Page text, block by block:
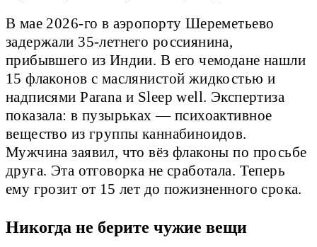
В мае 2026-го в аэропорту Шереметьево
задержали 35-летнего россиянина,
прибывшего из Индии. В его чемодане нашли
15 флаконов с маслянистой жидкостью и
надписями Parana и Sleep well. Экспертиза
показала: в пузырьках — психоактивное
вещество из группы каннабиноидов.
Мужчина заявил, что вёз флаконы по просьбе
друга. Эта отговорка не сработала. Теперь
ему грозит от 15 лет до пожизненного срока.
Никогда не берите чужие вещи